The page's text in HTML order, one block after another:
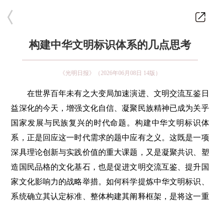
构建中华文明标识体系的几点思考
《光明日报》（2026年06月08日 14版）
在世界百年未有之大变局加速演进、文明交流互鉴日
益深化的今天，增强文化自信、凝聚民族精神已成为关乎
国家发展与民族复兴的时代命题。构建中华文明标识体
系，正是回应这一时代需求的题中应有之义。这既是一项
深具理论创新与实践价值的重大课题，又是凝聚共识、塑
造国民品格的文化基石，也是促进文明交流互鉴、提升国
家文化影响力的战略举措。如何科学提炼中华文明标识、
系统确立其认定标准、整体构建其阐释框架，是将这一重